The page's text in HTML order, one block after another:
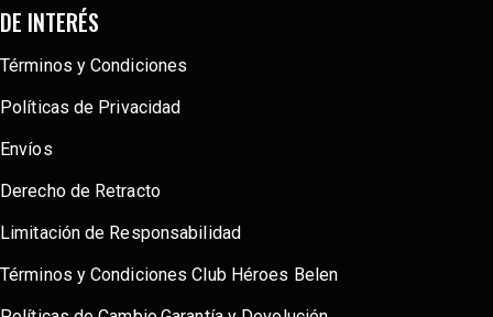
DE INTERÉS
Términos y Condiciones
Políticas de Privacidad
Envíos
Derecho de Retracto
Limitación de Responsabilidad
Términos y Condiciones Club Héroes Belen